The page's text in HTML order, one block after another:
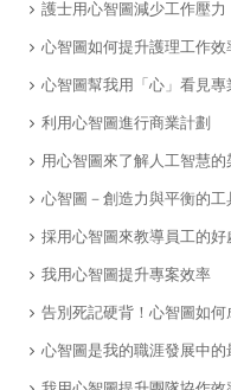
​護士用心智圖減少工作壓力
心智圖如何提升護理工作效
心智圖幫我用「心」看見專
利用心智圖進行商業計劃
用心智圖來了解人工智慧的
心智圖－創造力與平衡的工
採用心智圖來教導員工的好
我用心智圖提升專案效率
告別死記硬背！心智圖如何
心智圖是我的職涯發展中的